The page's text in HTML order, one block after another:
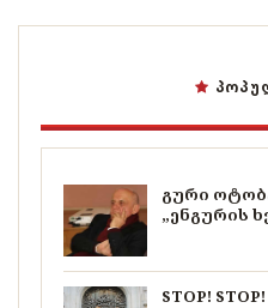
გური
„ენგურის
STOP!